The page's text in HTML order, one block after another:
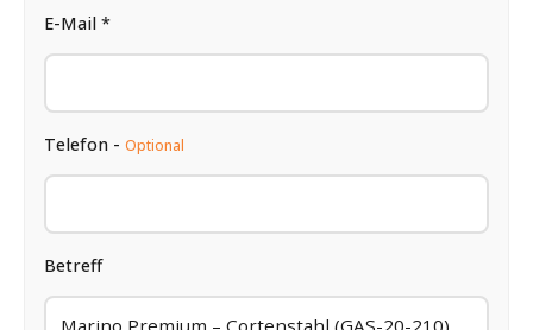
E-Mail *
Telefon - Optional
Betreff